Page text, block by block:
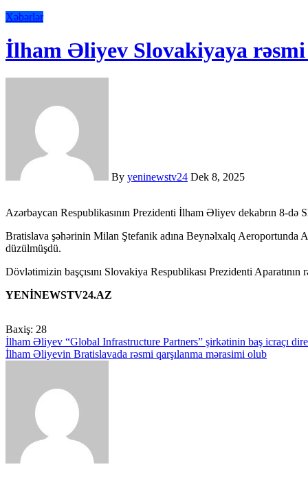
Xəbərlər
İlham Əliyev Slovakiyaya rəsmi
By yeninewstv24 Dek 8, 2025
Azərbaycan Respublikasının Prezidenti İlham Əliyev dekabrın 8-də
Bratislava şəhərinin Milan Ştefanik adına Beynəlxalq Aeroportunda
düzülmüşdü.
Dövlətimizin başçısını Slovakiya Respublikası Prezidenti
YENİNEWSTV24.AZ
Baxiş: 28
Yazı
naviqasiyası
İlham Əliyev “Global Infrastructure Partners” şirkətinin baş icraçı
İlham Əliyevin Bratislavada rəsmi qarşılanma mərasimi olub